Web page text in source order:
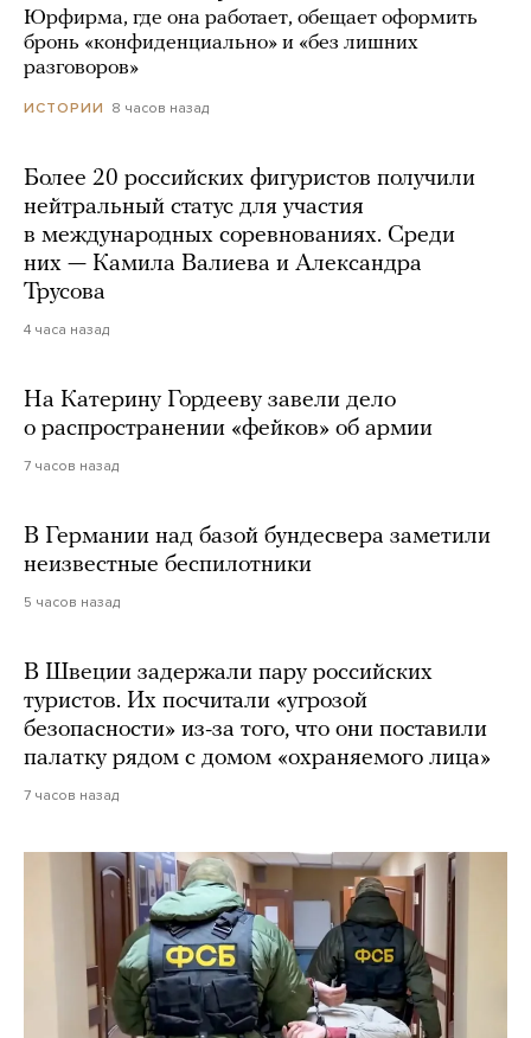
Юрфирма, где она работает, обещает оформить
бронь «конфиденциально» и «без лишних
разговоров»
ИСТОРИИ 8 часов назад
Более 20 российских фигуристов получили
нейтральный статус для участия
в международных соревнованиях. Среди
них — Камила Валиева и Александра
Трусова
4 часа назад
На Катерину Гордееву завели дело
о распространении «фейков» об армии
7 часов назад
В Германии над базой бундесвера заметили
неизвестные беспилотники
5 часов назад
В Швеции задержали пару российских
туристов. Их посчитали «угрозой
безопасности» из-за того, что они поставили
палатку рядом с домом «охраняемого лица»
7 часов назад